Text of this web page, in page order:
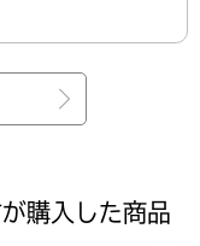
購入した商品